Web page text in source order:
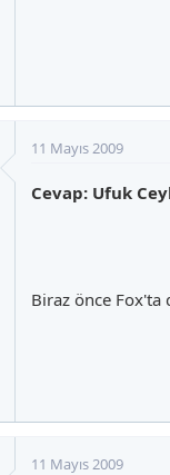
11 Mayıs 2009
Cevap: Ufuk
Biraz önce Fox'ta
11 Mayıs 2009